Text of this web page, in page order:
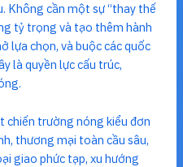
Không cần một sự “thay thế
tỷ trọng và tạo thêm hành
lựa chọn, và buộc các quốc
là quyền lực cấu trúc,
chiến trường nóng kiểu đơn
thương mại toàn cầu sâu,
giao phức tạp, xu hướng